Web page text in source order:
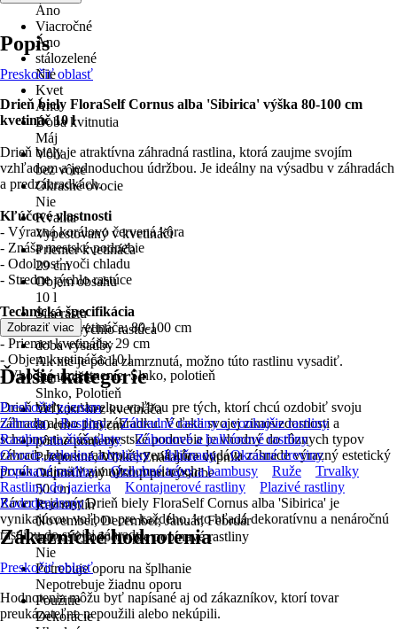
Áno
Viacročné
Áno
stálozelené
Nie
Kvet
Áno
Doba kvitnutia
Máj
Vôňa
bez vône
Okrasné ovocie
Nie
Kvalita
Vypestovaný v kvetináči
Priemer kvetináča
29 cm
Objem obsahu
10 l
Sila rastu
stredne rýchlo rastúca
doba výsadby
Ak nie je pôda zamrznutá, možno túto rastlinu vysadiť.
Stanovište
Slnko, Polotieň
Veľkosť bez kvetináča
80 cm - 100 cm
pôdne pomery
Priepustné, Vlhké, Znášajúce vápnik
Odporúčaný odstup pri výsadbe
50 cm
Rez rastlín
November, December, Január, Február
nutnosť podpery pre popínavé rastliny
Nie
Potrebuje oporu na šplhanie
Nepotrebuje žiadnu oporu
Použitie
Dekorácie
Popis
Preskočiť oblasť
Drieň biely FloraSelf Cornus alba 'Sibirica' výška 80-100 cm
kvetináč 10 l
Drieň biely je atraktívna záhradná rastlina, ktorá zaujme svojím
vzhľadom a jednoduchou údržbou. Je ideálny na výsadbu v záhradách
a predzáhradkách.
Kľúčové vlastnosti
- Výrazná korálovo červená kôra
- Znáša mestské podnebie
- Odolnosť voči chladu
- Stredne rýchlo rastúce
Technická špecifikácia
- Výška bez kvetináča: 80-100 cm
- Priemer kvetináča: 29 cm
- Objem kvetináča: 10 l
- Vhodné umiestnenie: Slnko, polotieň
Drieň biely je skvelou voľbou pre tých, ktorí chcú ozdobiť svoju
záhradu alebo predzáhradku. Vďaka svojej zimovzdornosti a
schopnosti znášať mestské podnebie je vhodný do rôznych typov
záhrad. Jeho koralovo červená kôra dodáva záhrade výrazný estetický
prvok, najmä v zimných mesiacoch.
Záver je jasný: Drieň biely FloraSelf Cornus alba 'Sibirica' je
vynikajúcou voľbou pre každého, kto hľadá dekoratívnu a nenáročnú
rastlinu do svojej záhrady.
Zobraziť viac
Ďalšie kategórie
Preskočiť zoznam
Záhrada
Rastliny
Záhradné rastliny a vonkajšie rastliny
Rastliny na živé ploty
Záhonové a balkónové rastliny
Ovocie, zelenina a bylinky
Ihličnany
Okrasné dreviny
Popínavé rastliny
Ozdobné trávy a bambusy Ruže
Trvalky
Rastliny do jazierka
Kontajnerové rastliny
Plazivé rastliny
Rododendrony
Zákaznícke hodnotenia
Preskočiť oblasť
Hodnotenia môžu byť napísané aj od zákazníkov, ktorí tovar
preukázateľne nepoužili alebo nekúpili.